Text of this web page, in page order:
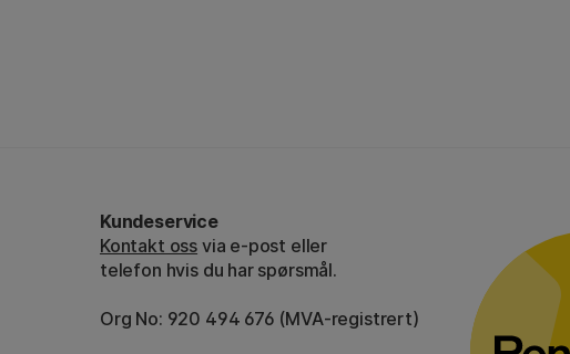
Kundeservice
Kontakt oss via e-post eller
telefon hvis du har spørsmål.
Org No: 920 494 676 (MVA-registrert)